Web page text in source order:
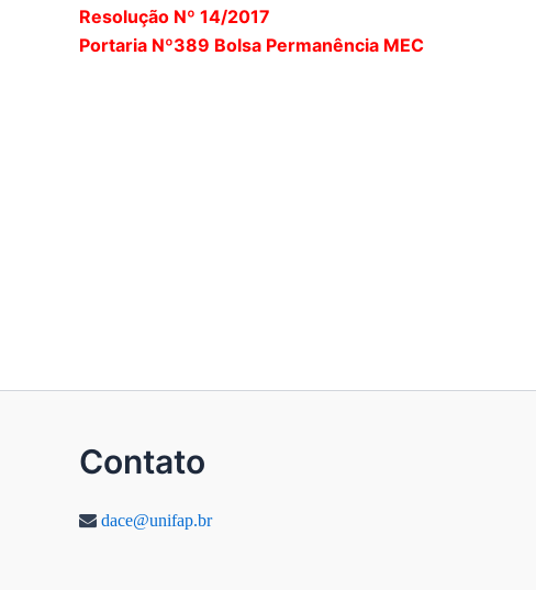
Resolução Nº 14/2017
Portaria Nº389 Bolsa Permanência MEC
Contato
dace@unifap.br